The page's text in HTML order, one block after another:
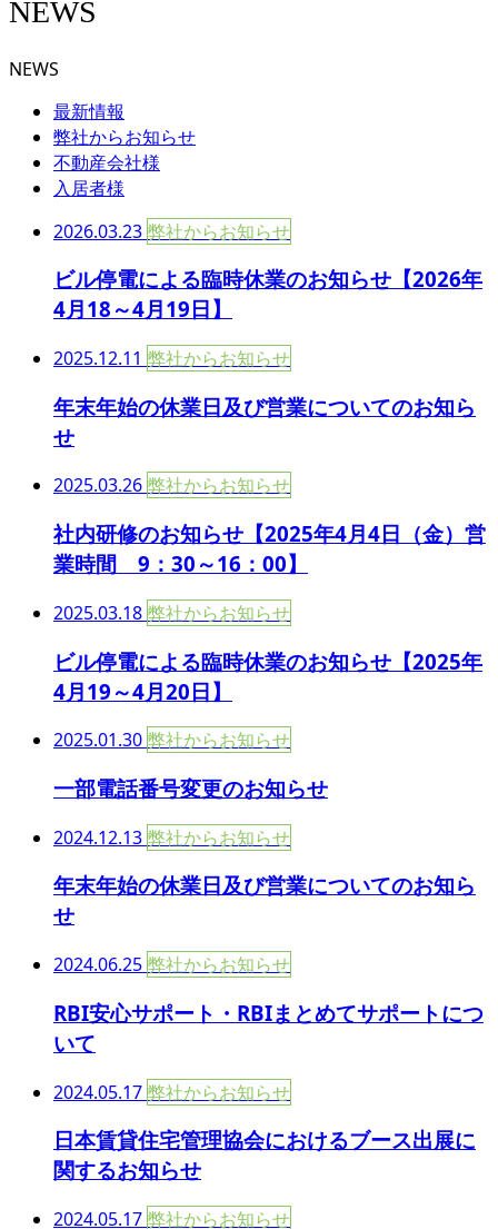
NEWS
NEWS
最新情報
弊社からお知らせ
不動産会社様
入居者様
2026.03.23 弊社からお知らせ
ビル停電による臨時休業のお知らせ【2026年
4月18～4月19日】
2025.12.11 弊社からお知らせ
年末年始の休業日及び営業についてのお知ら
せ
2025.03.26 弊社からお知らせ
社内研修のお知らせ【2025年4月4日（金）営
業時間 9：30～16：00】
2025.03.18 弊社からお知らせ
ビル停電による臨時休業のお知らせ【2025年
4月19～4月20日】
2025.01.30 弊社からお知らせ
一部電話番号変更のお知らせ
2024.12.13 弊社からお知らせ
年末年始の休業日及び営業についてのお知ら
せ
2024.06.25 弊社からお知らせ
RBI安心サポート・RBIまとめてサポートにつ
いて
2024.05.17 弊社からお知らせ
日本賃貸住宅管理協会におけるブース出展に
関するお知らせ
2024.05.17 弊社からお知らせ